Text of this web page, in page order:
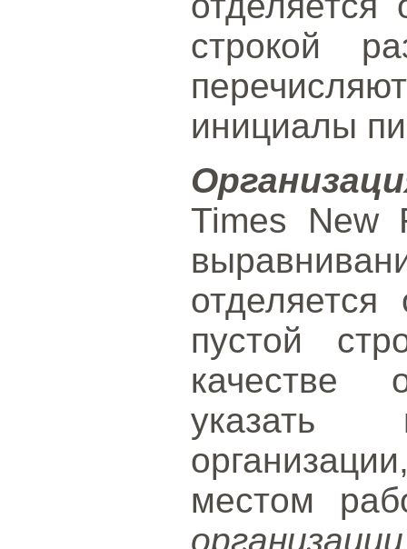
строкой
инициалы
Times New
пустой
качестве
указать
местом